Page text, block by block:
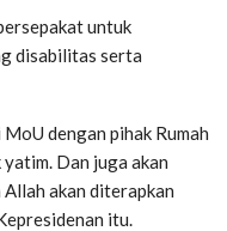
untuk
disabilitas serta
dengan pihak Rumah
Dan juga akan
akan diterapkan
itu.